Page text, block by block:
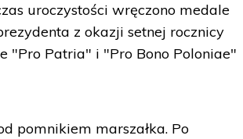
uroczystości wręczono medale
z okazji setnej rocznicy
"Pro Patria" i "Pro Bono Poloniae"
pomnikiem marszałka. Po